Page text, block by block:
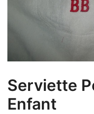
Serviette
Enfant